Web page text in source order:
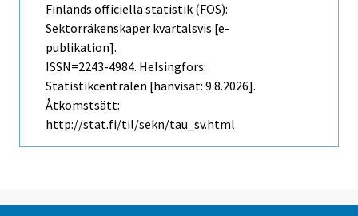
Finlands officiella statistik (FOS):
Sektorräkenskaper kvartalsvis [e-
publikation].
ISSN=2243-4984. Helsingfors:
Statistikcentralen [hänvisat: 9.8.2026].
Åtkomstsätt:
http://stat.fi/til/sekn/tau_sv.html